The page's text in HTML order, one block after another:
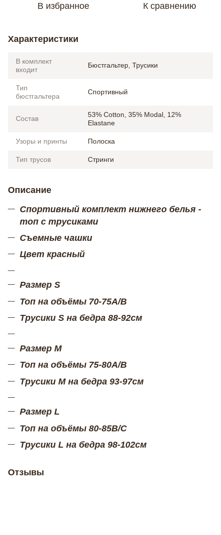
В избранное К сравнению
Характеристики
В комплект
входит
Бюстгальтер, Трусики
Тип
бюстгальтера
Спортивный
Состав
53% Cotton, 35% Modal, 12%
Elastane
Узоры и принты Полоска
Тип трусов Стринги
Описание
Спортивный комплект нижнего белья -
топ с трусиками
Съемные чашки
Цвет красный
Размер S
Топ на объёмы 70-75А/В
Трусики S на бедра 88-92см
Размер М
Топ на объёмы 75-80А/В
Трусики М на бедра 93-97см
Размер L
Топ на объёмы 80-85В/С
Трусики L на бедра 98-102см
Отзывы